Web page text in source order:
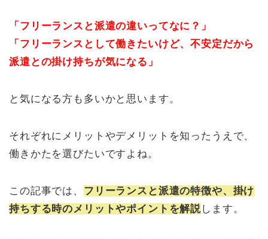
「フリーランスと派遣の違いってなに？」
「フリーランスとして働きたいけど、不安定だから
派遣との掛け持ちが気になる」
と気になる方も多いかと思います。
それぞれにメリットやデメリットを知ったうえで、
働きかたを選びたいですよね。
この記事では、 フリーランスと派遣の特徴や、掛け
持ちする時のメリットやポイントを解説します。